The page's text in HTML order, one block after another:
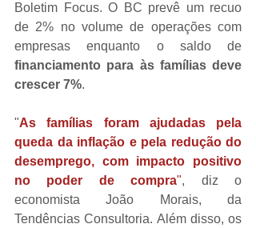
Boletim Focus. O BC prevê um recuo
de 2% no volume de operações com
financiamento para às famílias deve
crescer 7%.
"As famílias foram ajudadas pela
queda da inflação e pela redução do
desemprego, com impacto positivo
no poder de compra", diz o
economista João Morais, da